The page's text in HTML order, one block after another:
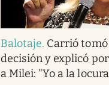
Balotaje. Carrió
decisión y explicó
a Milei: "Yo a la